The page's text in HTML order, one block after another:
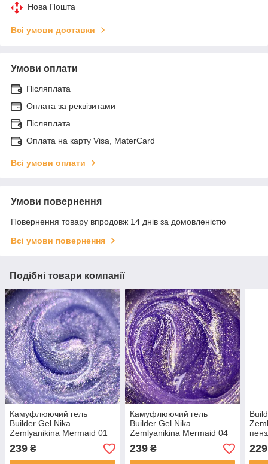
Нова Пошта
Всі умови доставки
Умови оплати
Післяплата
Оплата за реквізитами
Післяплата
Оплата на карту Visa, MaterCard
Всі умови оплати
Умови повернення
Повернення товару впродовж 14 днів за домовленістю
Всі умови повернення
Подібні товари компанії
Камуфлюючий гель
Builder Gel Nika
Zemlyanikina Mermaid 01
(без пензлика), 15 мл
239 ₴
Камуфлюючий гель
Builder Gel Nika
Zemlyanikina Mermaid 04
(без пензлика), 15 мл
239₴ 229